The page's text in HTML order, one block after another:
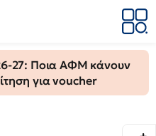
27: Ποια ΑΦΜ κάνουν
για voucher